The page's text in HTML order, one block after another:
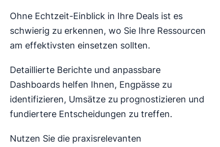
Ohne Echtzeit-Einblick in Ihre Deals ist es
schwierig zu erkennen, wo Sie Ihre Ressourcen
am effektivsten einsetzen sollten.
Detaillierte Berichte und anpassbare
Dashboards helfen Ihnen, Engpässe zu
identifizieren, Umsätze zu prognostizieren und
fundiertere Entscheidungen zu treffen.
Nutzen Sie die praxisrelevanten